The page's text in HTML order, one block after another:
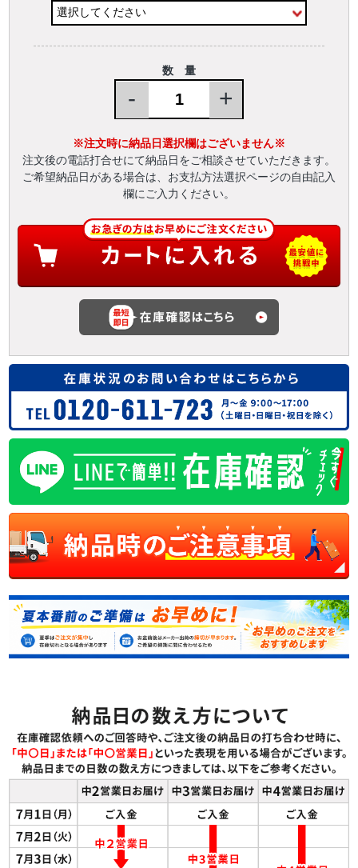
数 量
- +
※注文時に納品日選択欄はございません※
注文後の電話打合せにて納品日をご相談させていただきます。
ご希望納品日がある場合は、お支払方法選択ページの自由記入
欄にご入力ください。